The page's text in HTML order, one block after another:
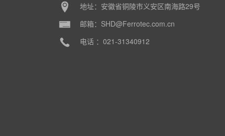
地址：安徽省铜陵市义安区南海路29号
邮箱：SHD@Ferrotec.com.cn
电话 ：021-31340912